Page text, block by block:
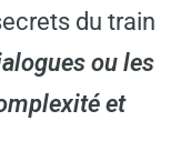
du train
ou les
et